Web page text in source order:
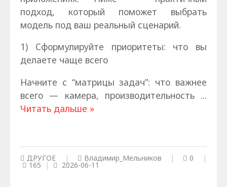
подход, который поможет выбрать
модель под ваш реальный сценарий.
1) Сформулируйте приоритеты: что вы
делаете чаще всего
Начните с “матрицы задач”: что важнее
всего — камера, производительность ...
Читать дальше »
ДРУГОЕ | Владимир_Мельников | 0 |
165 | 2026-06-11